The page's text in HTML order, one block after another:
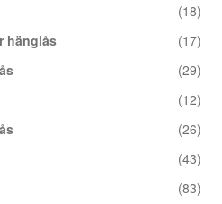
(18)
hänglås
(17)
(29)
(12)
(26)
(43)
(83)